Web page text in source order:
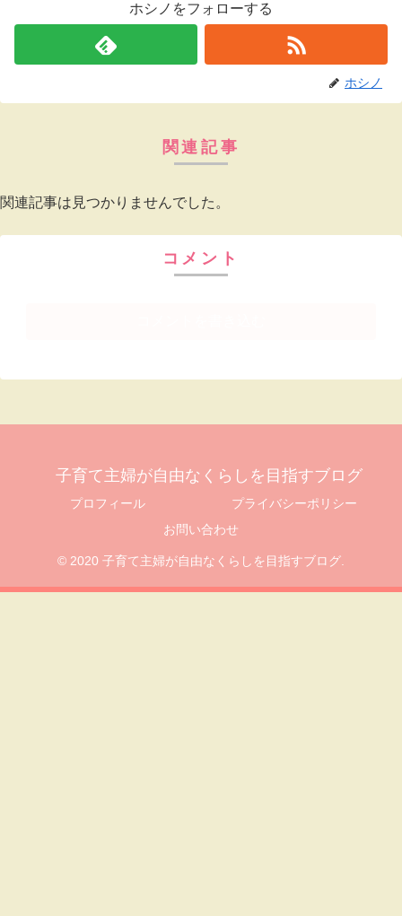
ホシノをフォローする
ホシノ
関連記事
関連記事は見つかりませんでした。
コメント
子育て主婦が自由なくらしを目指すブログ
プロフィール
プライバシーポリシー
お問い合わせ
© 2020 子育て主婦が自由なくらしを目指すブログ.